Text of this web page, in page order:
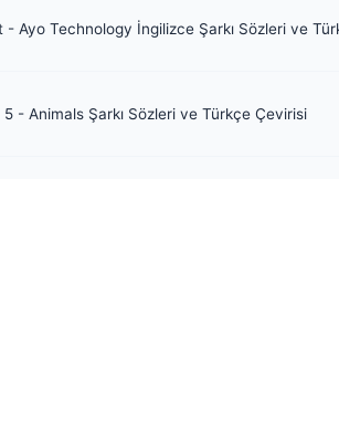
- Ayo Technology İngilizce Şarkı Sözleri ve
5 - Animals Şarkı Sözleri ve Türkçe Çevirisi